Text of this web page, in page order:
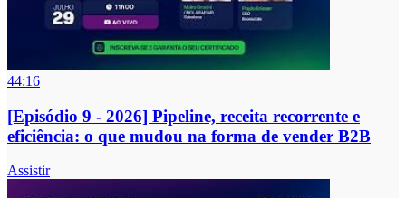
44:16
[Episódio 9 - 2026] Pipeline, receita recorrente e
eficiência: o que mudou na forma de vender B2B
Assistir